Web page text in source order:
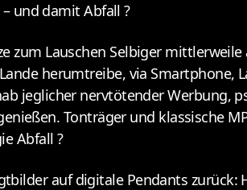
und damit Abfall ?
zum Lauschen Selbiger
herumtreibe, via Smartphone,
jeglicher nervtötender Werbung,
Tonträger und klassische
Abfall ?
auf digitale Pendants zurück: